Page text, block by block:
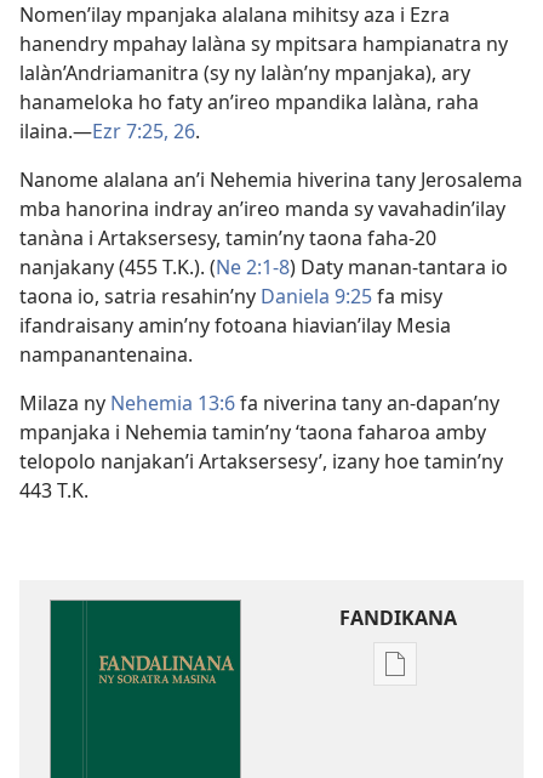
Nomen’ilay mpanjaka alalana mihitsy aza i Ezra
hanendry mpahay lalàna sy mpitsara hampianatra ny
lalàn’Andriamanitra (sy ny lalàn’ny mpanjaka), ary
hanameloka ho faty an’ireo mpandika lalàna, raha
ilaina.​—Ezr 7:25, 26.
Nanome alalana an’i Nehemia hiverina tany Jerosalema
mba hanorina indray an’ireo manda sy vavahadin’ilay
tanàna i Artaksersesy, tamin’ny taona faha-20
nanjakany (455 T.K.). (Ne 2:1-8) Daty manan-tantara io
taona io, satria resahin’ny Daniela 9:25fa misy
ifandraisany amin’ny fotoana hiavian’ilay Mesia
nampanantenaina.
Milaza ny Nehemia 13:6fa niverina tany an-dapan’ny
mpanjaka i Nehemia tamin’ny ‘taona faharoa amby
telopolo nanjakan’i Artaksersesy’, izany hoe tamin’ny
443 T.K.
FANDIKANA
Fandikana